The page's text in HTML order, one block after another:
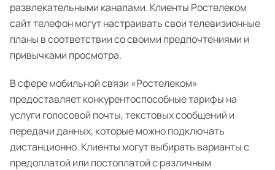
развлекательными каналами. Клиенты Ростелеком
сайт телефон могут настраивать свои телевизионные
планы в соответствии со своими предпочтениями и
привычками просмотра.
В сфере мобильной связи «Ростелеком»
предоставляет конкурентоспособные тарифы на
услуги голосовой почты, текстовых сообщений и
передачи данных, которые можно подключать
дистанционно. Клиенты могут выбирать варианты с
предоплатой или постоплатой с различным